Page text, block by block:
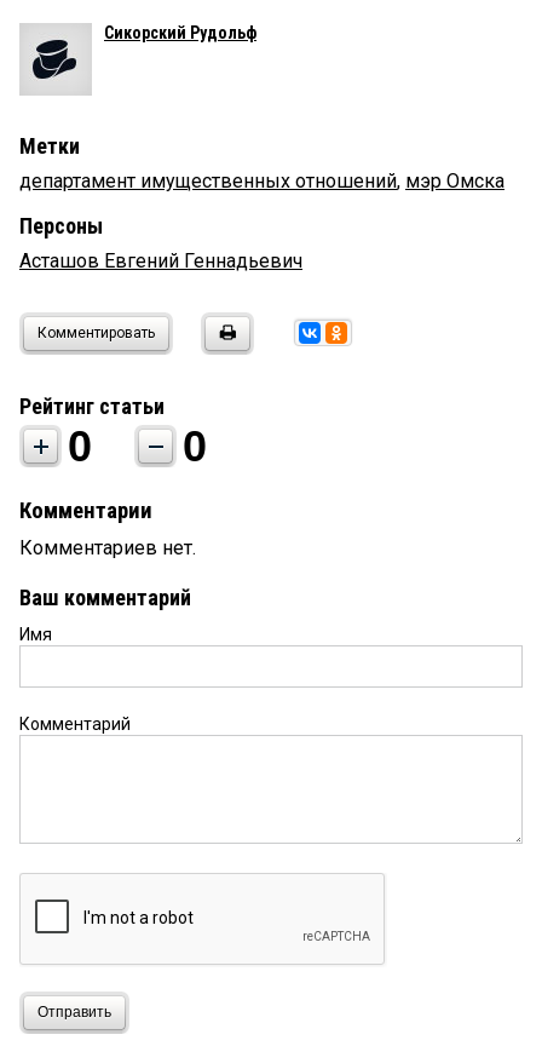
Сикорский Рудольф
Метки
департамент имущественных отношений, мэр Омска
Персоны
Асташов Евгений Геннадьевич
Комментировать
Рейтинг статьи
0 0
Комментарии
Комментариев нет.
Ваш комментарий
Имя
Комментарий
Отправить